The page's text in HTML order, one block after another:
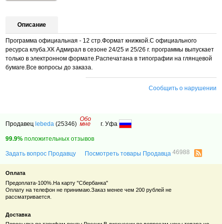
Описание
Программа официальная - 12 стр.Формат книжкой.С официального
ресурса клуба.ХК Адмирал в сезоне 24/25 и 25/26 г. программы выпускает
только в электронном формате.Распечатана в типографии на глянцевой
бумаге.Все вопросы до заказа.
Сообщить о нарушении
Продавец lebeda (25346)
Обо
мне г. Уфа
99.9% положительных отзывов
Задать вопрос Продавцу Посмотреть товары Продавца46988
Оплата
Предоплата-100%.На карту "Сбербанка"
Оплату на телефон не принимаю.Заказ менее чем 200 рублей не
рассматривается.
Доставка